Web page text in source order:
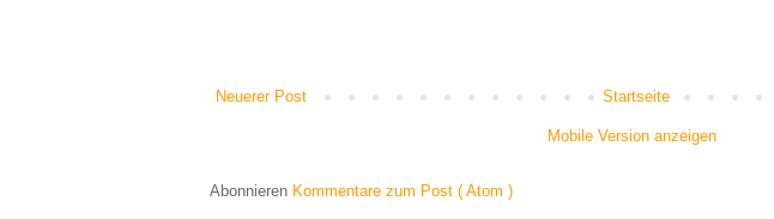
Neuerer Post Startseite
Mobile Version anzeigen
Abonnieren Kommentare zum Post ( Atom )